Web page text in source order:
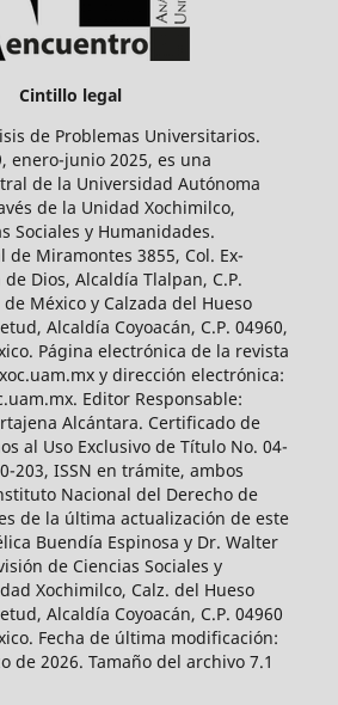
Cintillo legal
de Problemas Universitarios.
enero-junio 2025, es una
de la Universidad Autónoma
de la Unidad Xochimilco,
Sociales y Humanidades.
de Miramontes 3855, Col. Ex-
de Dios, Alcaldía Tlalpan, C.P.
México y Calzada del Hueso
Alcaldía Coyoacán, C.P. 04960,
Página electrónica de la revista
y dirección electrónica:
Editor Responsable:
Alcántara. Certificado de
al Uso Exclusivo de Título No. 04-
203, ISSN en trámite, ambos
Nacional del Derecho de
de la última actualización de este
Buendía Espinosa y Dr. Walter
de Ciencias Sociales y
Xochimilco, Calz. del Hueso
Alcaldía Coyoacán, C.P. 04960
Fecha de última modificación:
de 2026. Tamaño del archivo 7.1